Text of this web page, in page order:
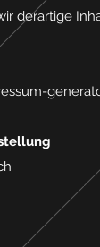
derartige